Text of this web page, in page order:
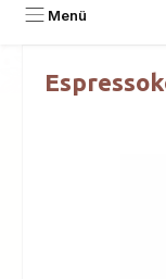
Menü